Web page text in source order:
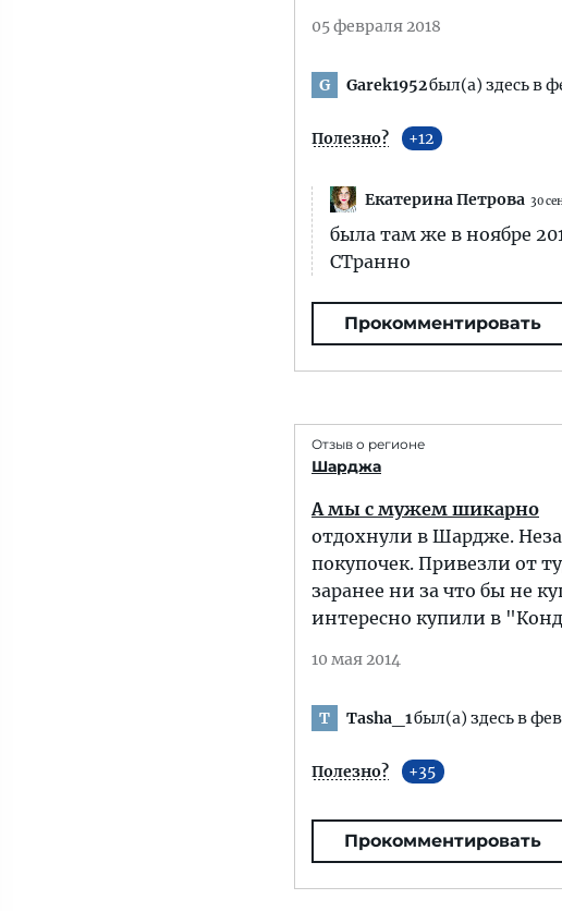
05 февраля 2018
G Garek1952был(а) здесь в
Полезно? 12
Екатерина Петрова 30
была там же в ноябре
СТранно
Прокомментировать
Отзыв о регионе
Шарджа
А мы с мужем шикарно
отдохнули в Шардже.
покупочек. Привезли от
заранее ни за что бы не
интересно купили в
10 мая 2014
T Tasha_1был(а) здесь в
Полезно? 35
Прокомментировать